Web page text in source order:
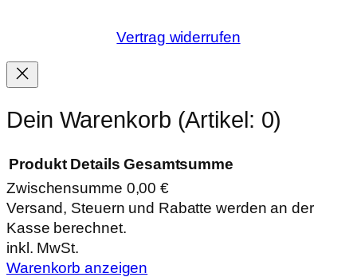
Vertrag widerrufen
Dein Warenkorb (Artikel: 0)
Produkte
im
Warenkorb
Produkt Details Gesamtsumme
Zwischensumme 0,00 €
Versand, Steuern und Rabatte werden an der
Kasse berechnet.
inkl. MwSt.
Warenkorb anzeigen